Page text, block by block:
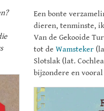
Een bonte
dieren, tenminste,
Van de Gekooide
tot de Wamsteker
Slotslak (lat.
bijzondere en